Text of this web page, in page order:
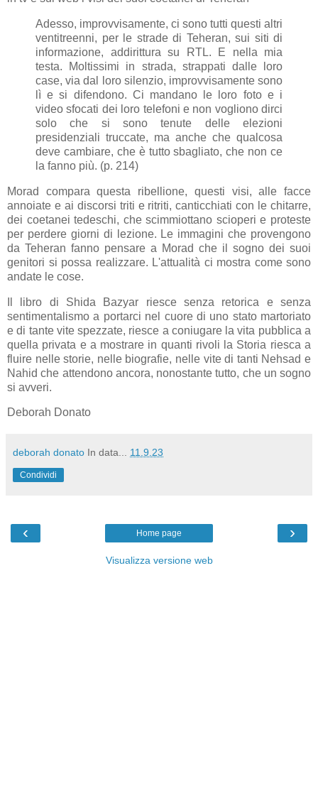
Adesso, improvvisamente, ci sono tutti questi altri
ventitreenni, per le strade di Teheran, sui siti di
informazione, addirittura su RTL. E nella mia
testa. Moltissimi in strada, strappati dalle loro
case, via dal loro silenzio, improvvisamente sono
lì e si difendono. Ci mandano le loro foto e i
video sfocati dei loro telefoni e non vogliono dirci
solo che si sono tenute delle elezioni
presidenziali truccate, ma anche che qualcosa
deve cambiare, che è tutto sbagliato, che non ce
la fanno più. (p. 214)
Morad compara questa ribellione, questi visi, alle facce
annoiate e ai discorsi triti e ritriti, canticchiati con le chitarre,
dei coetanei tedeschi, che scimmiottano scioperi e proteste
per perdere giorni di lezione. Le immagini che provengono
da Teheran fanno pensare a Morad che il sogno dei suoi
genitori si possa realizzare. L'attualità ci mostra come sono
andate le cose.
Il libro di Shida Bazyar riesce senza retorica e senza
sentimentalismo a portarci nel cuore di uno stato martoriato
e di tante vite spezzate, riesce a coniugare la vita pubblica a
quella privata e a mostrare in quanti rivoli la Storia riesca a
fluire nelle storie, nelle biografie, nelle vite di tanti Nehsad e
Nahid che attendono ancora, nonostante tutto, che un sogno
si avveri.
Deborah Donato
deborah donato In data... 11.9.23
Condividi
‹ ›
Home page
Visualizza versione web